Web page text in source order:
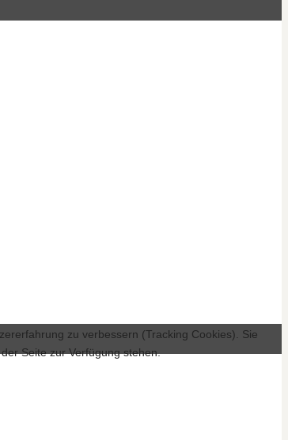
zu verbessern (Tracking Cookies). Sie
Seite zur Verfügung stehen.